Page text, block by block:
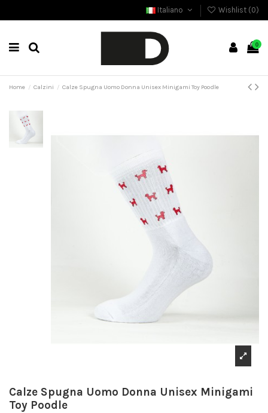
Italiano Wishlist (0)
0
Home Calzini Calze Spugna Uomo Donna Unisex Minigami Toy Poodle
Calze Spugna Uomo Donna Unisex Minigami
Toy Poodle